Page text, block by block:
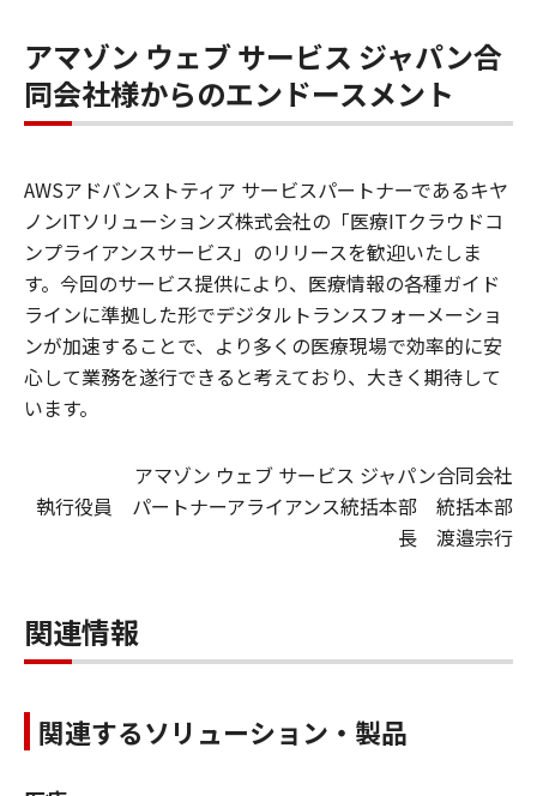
アマゾン ウェブ サービス ジャパン合
同会社様からのエンドースメント
AWSアドバンストティア サービスパートナーであるキヤ
ノンITソリューションズ株式会社の「医療ITクラウドコ
ンプライアンスサービス」のリリースを歓迎いたしま
す。今回のサービス提供により、医療情報の各種ガイド
ラインに準拠した形でデジタルトランスフォーメーショ
ンが加速することで、より多くの医療現場で効率的に安
心して業務を遂行できると考えており、大きく期待して
います。
アマゾン ウェブ サービス ジャパン合同会社
執行役員 パートナーアライアンス統括本部 統括本部
長 渡邉宗行
関連情報
関連するソリューション・製品